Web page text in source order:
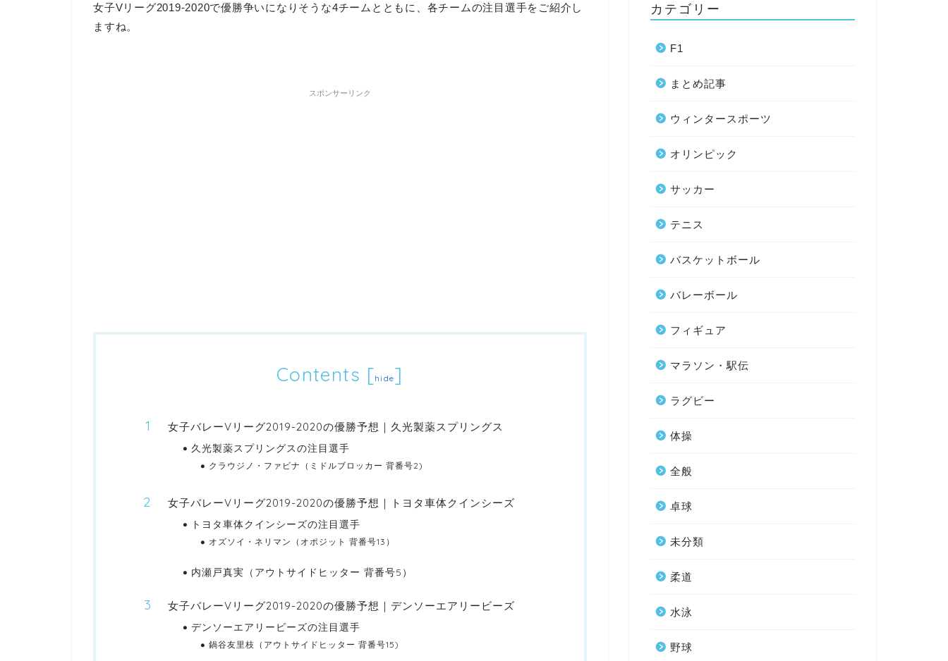
女子Vリーグ2019-2020で優勝争いになりそうな4チームとともに、各チームの注目選手をご紹介し
ますね。
スポンサーリンク
Contents [hide]
女子バレーVリーグ2019-2020の優勝予想｜久光製薬スプリングス
久光製薬スプリングスの注目選手
クラウジノ・ファビナ（ミドルブロッカー 背番号2)
女子バレーVリーグ2019-2020の優勝予想｜トヨタ車体クインシーズ
トヨタ車体クインシーズの注目選手
オズソイ・ネリマン（オポジット 背番号13）
内瀬戸真実（アウトサイドヒッター 背番号5）
女子バレーVリーグ2019-2020の優勝予想｜デンソーエアリービーズ
デンソーエアリービーズの注目選手
鍋谷友里枝（アウトサイドヒッター 背番号15)
カテゴリー
F1
まとめ記事
ウィンタースポーツ
オリンピック
サッカー
テニス
バスケットボール
バレーボール
フィギュア
マラソン・駅伝
ラグビー
体操
全般
卓球
未分類
柔道
水泳
野球